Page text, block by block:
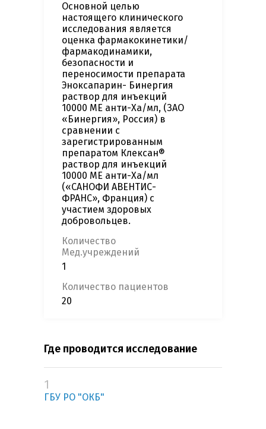
Основной целью
настоящего клинического
исследования является
оценка фармакокинетики/
фармакодинамики,
безопасности и
переносимости препарата
Эноксапарин- Бинергия
раствор для инъекций
10000 ME анти-Ха/мл, (ЗАО
«Бинергия», Россия) в
сравнении с
зарегистрированным
препаратом Клексан®
раствор для инъекций
10000 ME анти-Ха/мл
(«САНОФИ АВЕНТИС-
ФРАНС», Франция) с
участием здоровых
добровольцев.
Количество
Мед.учреждений
1
Количество пациентов
20
Где проводится исследование
1
ГБУ РО "ОКБ"